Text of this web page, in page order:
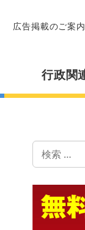
広告掲載のご案内
行政関
索